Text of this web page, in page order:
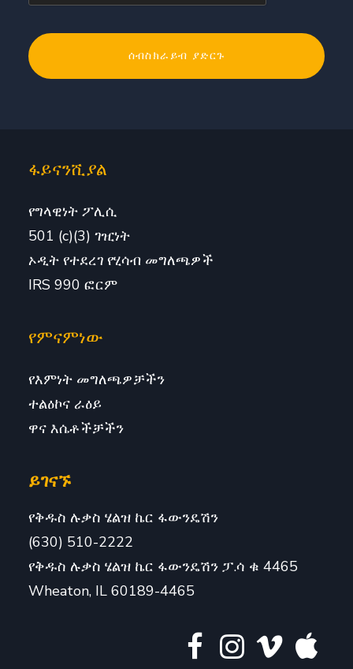
ፋይናንሺያል
የግላዊነት ፖሊሲ
501 (c)(3) ገዢነት
ኦዲት የተደረገ የሂሳብ መግለጫዎች
IRS 990 ፎርም
የምናምነው
የእምነት መግለጫዎቻችን
ተልዕኮና ራዕይ
ዋና እሴቶችቻችን
ይገናኙ
የቅዱስ ሉቃስ ሄልዝ ኬር ፋውንዴሽን
(630) 510-2222
የቅዱስ ሉቃስ ሄልዝ ኬር ፋውንዴሽን ፓ.ሳ ቁ 4465
Wheaton, IL 60189-4465